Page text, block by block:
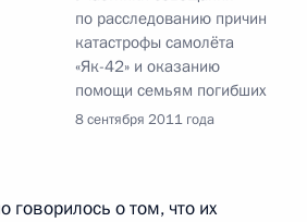
Ёсихикопо расследованию причин
катастрофы самолёта
«Як-42» и оказанию
помощи семьям погибших
8 сентября 2011 года
о том, что их